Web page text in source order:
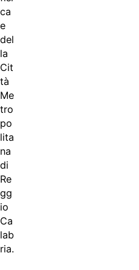
ca
e
del
la
Cit
tà
Me
tro
po
lita
na
di
Re
gg
io
Ca
lab
ria.